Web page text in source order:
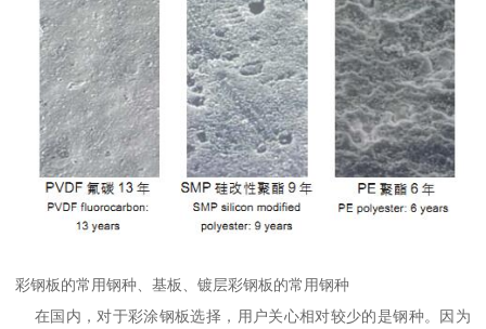
彩钢板的常用钢种、基板、镀层彩钢板的常用钢种
在国内，对于彩涂钢板选择，用户关心相对较少的是钢种。因为